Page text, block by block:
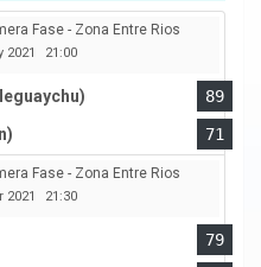
Fase - Zona Entre Rios
2021 21:00
89
71
Fase - Zona Entre Rios
2021 21:30
79